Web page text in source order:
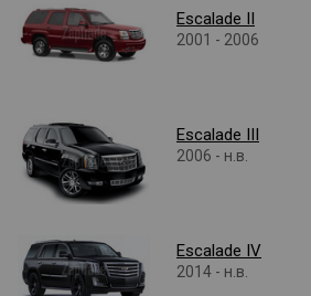
Escalade II
2001 - 2006
Escalade III
2006 - н.в.
Escalade IV
2014 - н.в.